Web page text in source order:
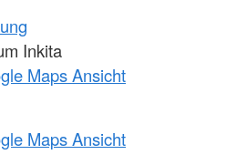
Inkita
Maps Ansicht
Maps Ansicht